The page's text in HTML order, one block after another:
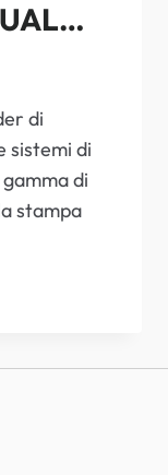
DI
di
sistemi di
di
stampa